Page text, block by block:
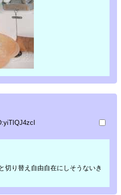
切り替え自由自在にしそうないき